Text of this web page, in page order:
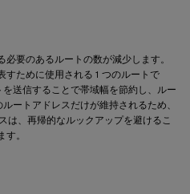
要のあるルートの数が減少します。
すために使用される 1 つのルートで
送信することで帯域幅を節約し、ルー
ートアドレスだけが維持されるため、
は、再帰的なルックアップを避けるこ
。